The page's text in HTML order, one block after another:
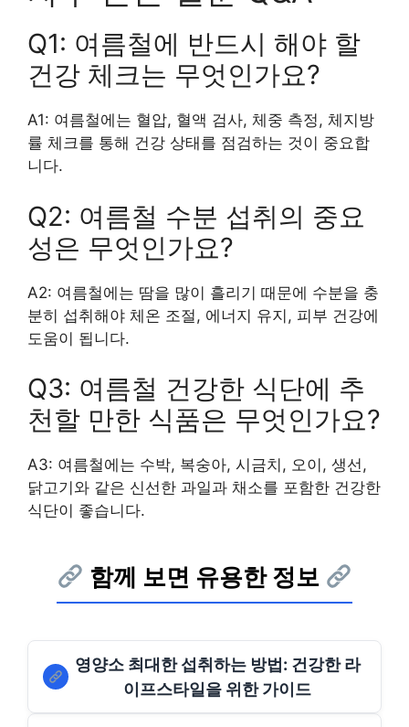
Q1: 여름철에 반드시 해야 할
건강 체크는 무엇인가요?
A1: 여름철에는 혈압, 혈액 검사, 체중 측정, 체지방
률 체크를 통해 건강 상태를 점검하는 것이 중요합
니다.
Q2: 여름철 수분 섭취의 중요
성은 무엇인가요?
A2: 여름철에는 땀을 많이 흘리기 때문에 수분을 충
분히 섭취해야 체온 조절, 에너지 유지, 피부 건강에
도움이 됩니다.
Q3: 여름철 건강한 식단에 추
천할 만한 식품은 무엇인가요?
A3: 여름철에는 수박, 복숭아, 시금치, 오이, 생선,
닭고기와 같은 신선한 과일과 채소를 포함한 건강한
식단이 좋습니다.
함께 보면 유용한 정보
영양소 최대한 섭취하는 방법: 건강한 라
이프스타일을 위한 가이드